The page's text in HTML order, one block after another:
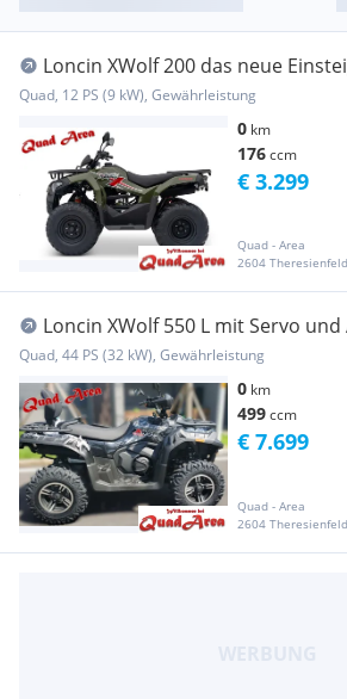
Loncin XWolf 200 das neue
für jede Altersgr...
Quad, 12 PS (9 kW), Gewährleistung
0 km
176ccm
Quad - Area
2604 Theresienfeld
€ 3.299
Loncin XWolf 550 L mit Servo und
Quad, 44 PS (32 kW), Gewährleistung
0 km
499ccm
Quad - Area
2604 Theresienfeld
€ 7.699